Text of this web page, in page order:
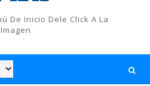
De Inicio Dele Click A La
Imagen